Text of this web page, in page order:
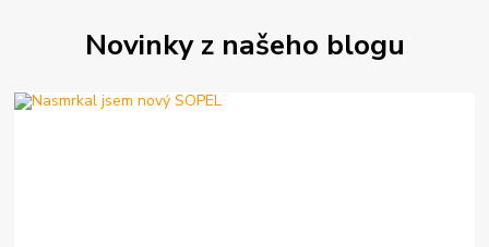
Novinky z našeho blogu